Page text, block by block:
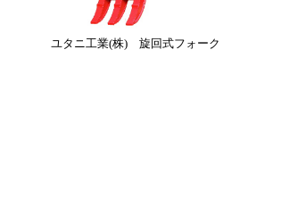
ユタニ工業(株) 旋回式フォーク